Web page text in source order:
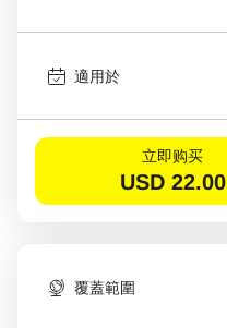
適用於
立即购买
USD 22.00
覆蓋範圍